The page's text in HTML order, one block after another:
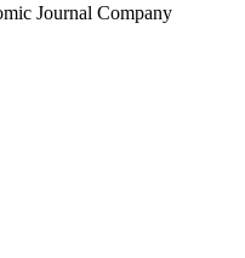
Journal Company